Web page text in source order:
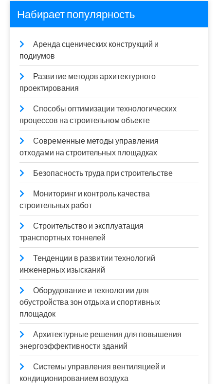
Набирает популярность
Аренда сценических конструкций и
подиумов
Развитие методов архитектурного
проектирования
Способы оптимизации технологических
процессов на строительном объекте
Современные методы управления
отходами на строительных площадках
Безопасность труда при строительстве
Мониторинг и контроль качества
строительных работ
Строительство и эксплуатация
транспортных тоннелей
Тенденции в развитии технологий
инженерных изысканий
Оборудование и технологии для
обустройства зон отдыха и спортивных
площадок
Архитектурные решения для повышения
энергоэффективности зданий
Системы управления вентиляцией и
кондиционированием воздуха